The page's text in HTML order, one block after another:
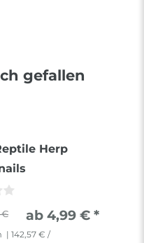
gefallen
Herp
€ ab 4,99 € *
| 142,57 € /